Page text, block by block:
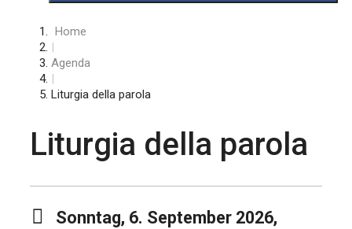
Home
|
Agenda
|
Liturgia della parola
Liturgia della parola
Sonntag, 6. September 2026,